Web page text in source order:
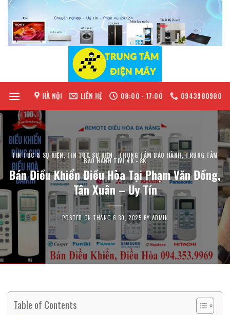
Skip
content
HÀ NỘI LIÊN HỆ 08:00 - 17:00 0943980980
TIN TỨC & SỰ KIỆN,TIN TỨC SỰ KIỆN - TRUNG TÂM BẢO HÀNH,TRUNG TÂM
BẢO HÀNH TIVI 4K - 8K
Bán Điều Khiển Điều Hòa Tại Phạm Văn Đồng,
Tân Xuân – Uy Tín
POSTED ON THÁNG 6 30, 2025 BYADMIN
Table of Contents